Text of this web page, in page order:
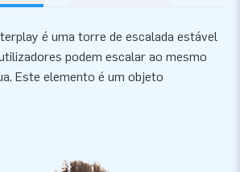
é uma torre de escalada estável
podem escalar ao mesmo
Este elemento é um objeto